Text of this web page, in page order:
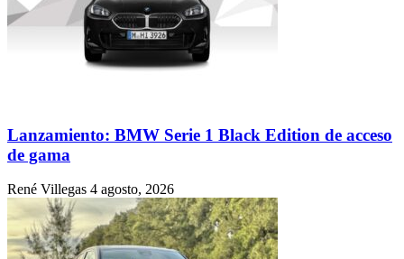
Lanzamiento: BMW Serie 1 Black Edition de acceso
de gama
René Villegas 4 agosto, 2026